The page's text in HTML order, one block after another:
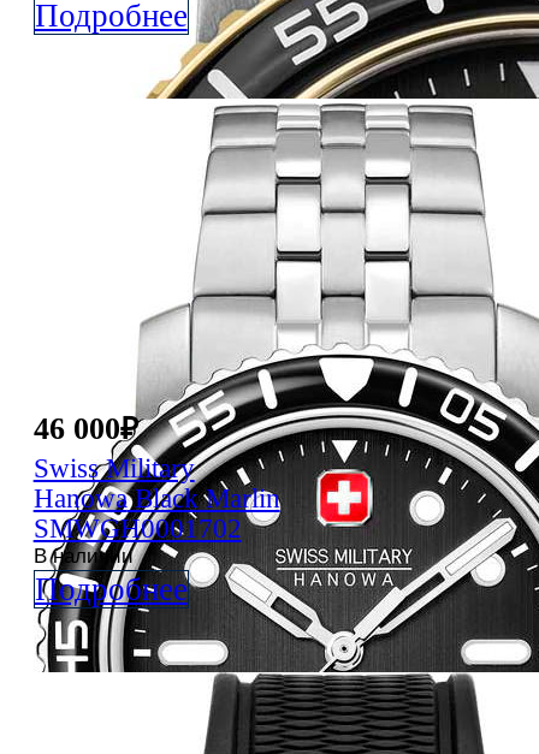
Подробнее
46 000₽
Swiss Military
HanowaBlack Marlin
SMWGH0001702
В наличии
Подробнее